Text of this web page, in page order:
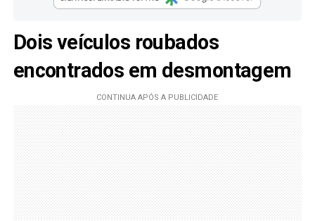
Dois veículos roubados
encontrados em desmontagem